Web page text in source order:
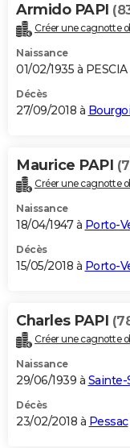
Armido PAPI
Créer une cagnotte
Naissance
01/02/1935 à
Décès
27/09/2018 à
Maurice PAPI
Créer une cagnotte
Naissance
18/04/1947 à Porto-
Décès
15/05/2018 à Porto-
Charles PAPI
Créer une cagnotte
Naissance
29/06/1939 à Sainte-
Décès
23/02/2018 à Pessac